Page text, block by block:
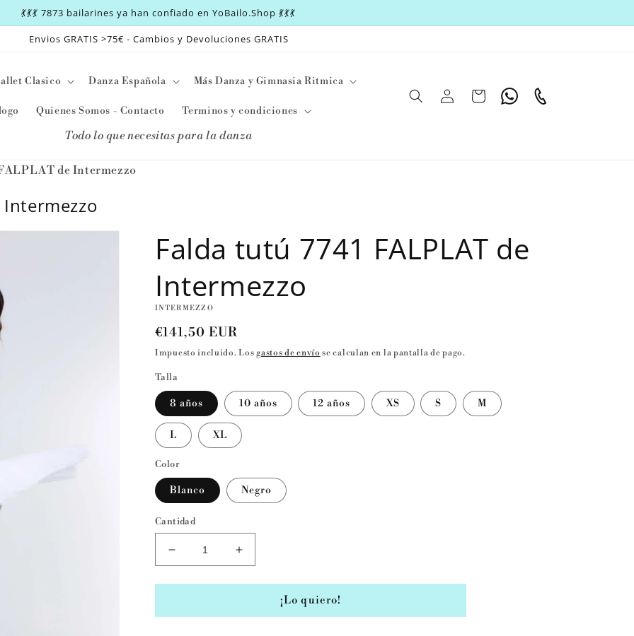
💃💃💃 7873 bailarines ya han confiado en YoBailo.Shop 💃💃💃
Envios GRATIS >75€ - Cambios y Devoluciones GRATIS
Clasico Danza Española Más Danza y Gimnasia Ritmica
Quienes Somos - Contacto Terminos y condiciones
Iniciar
sesión
CarritoWhatsappTeléfono
Todo lo que necesitas para la danza
de Intermezzo
Intermezzo
Falda tutú 7741 FALPLAT de
Intermezzo
INTERMEZZO
Precio
habitual
€141,50 EUR
Impuesto incluido. Losgastos de envío se calculan en la pantalla de pago.
Talla
8 años 10 años 12 años XS S M
L XL
Color
Blanco Negro
Cantidad
Reducir
cantidad
para
tutú
Aumentar
cantidad
para
tutú
¡Lo quiero!